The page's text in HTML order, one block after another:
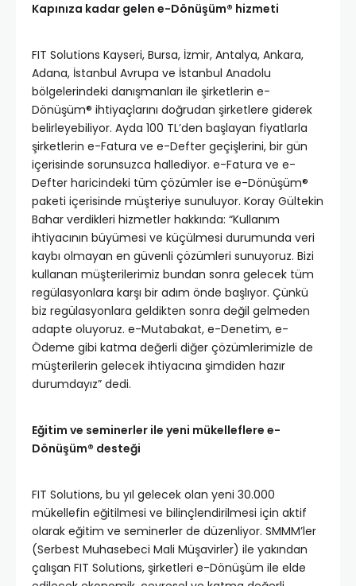
Kapınıza kadar gelen e-Dönüşüm® hizmeti
FIT Solutions Kayseri, Bursa, İzmir, Antalya, Ankara,
Adana, İstanbul Avrupa ve İstanbul Anadolu
bölgelerindeki danışmanları ile şirketlerin e-
Dönüşüm® ihtiyaçlarını doğrudan şirketlere giderek
belirleyebiliyor. Ayda 100 TL’den başlayan fiyatlarla
şirketlerin e-Fatura ve e-Defter geçişlerini, bir gün
içerisinde sorunsuzca hallediyor. e-Fatura ve e-
Defter haricindeki tüm çözümler ise e-Dönüşüm®
paketi içerisinde müşteriye sunuluyor. Koray Gültekin
Bahar verdikleri hizmetler hakkında: “Kullanım
ihtiyacının büyümesi ve küçülmesi durumunda veri
kaybı olmayan en güvenli çözümleri sunuyoruz. Bizi
kullanan müşterilerimiz bundan sonra gelecek tüm
regülasyonlara karşı bir adım önde başlıyor. Çünkü
biz regülasyonlara geldikten sonra değil gelmeden
adapte oluyoruz. e-Mutabakat, e-Denetim, e-
Ödeme gibi katma değerli diğer çözümlerimizle de
müşterilerin gelecek ihtiyacına şimdiden hazır
durumdayız” dedi.
Eğitim ve seminerler ile yeni mükelleflere e-
Dönüşüm® desteği
FIT Solutions, bu yıl gelecek olan yeni 30.000
mükellefin eğitilmesi ve bilinçlendirilmesi için aktif
olarak eğitim ve seminerler de düzenliyor. SMMM’ler
(Serbest Muhasebeci Mali Müşavirler) ile yakından
çalışan FIT Solutions, şirketleri e-Dönüşüm ile elde